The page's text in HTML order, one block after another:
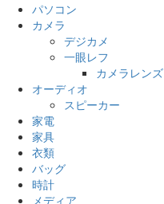
パソコン
カメラ
デジカメ
一眼レフ
カメラレンズ
オーディオ
スピーカー
家電
家具
衣類
バッグ
時計
メディア